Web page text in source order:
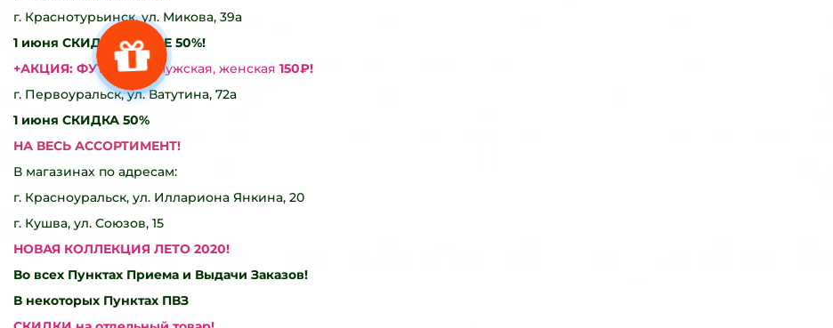
г. Краснотурьинск, ул. Микова, 39а
1 июня СКИДКА НА ВСЕ 50%!
+АКЦИЯ: ФУТБОЛКА
мужская, женская 150₽!
г. Первоуральск, ул. Ватутина, 72а
1 июня СКИДКА 50%
НА ВЕСЬ АССОРТИМЕНТ!
В магазинах по адресам:
г. Красноуральск, ул. Иллариона Янкина, 20
г. Кушва, ул. Союзов, 15
НОВАЯ КОЛЛЕКЦИЯ ЛЕТО 2020!
Во всех Пунктах Приема и Выдачи Заказов!
В некоторых Пунктах ПВЗ